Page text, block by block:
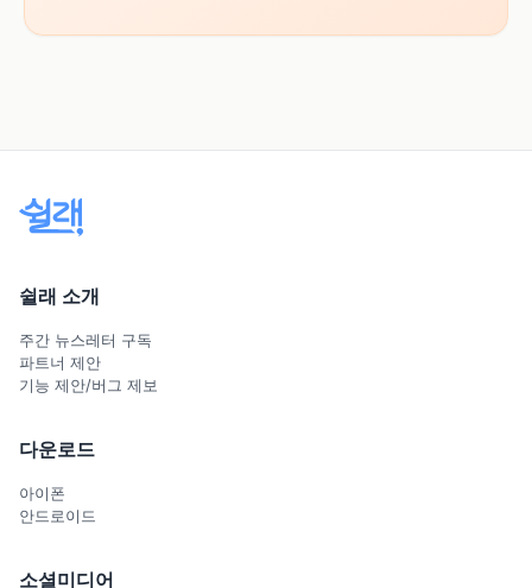
쉴래 소개
주간 뉴스레터 구독
파트너 제안
기능 제안/버그 제보
다운로드
아이폰
안드로이드
소셜미디어